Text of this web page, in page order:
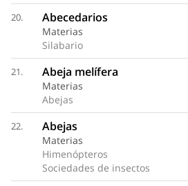
20. Abecedarios
Materias
Silabario
21. Abeja melífera
Materias
Abejas
22. Abejas
Materias
Himenópteros
Sociedades de insectos